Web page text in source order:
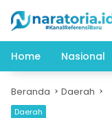
konten
Home
Nasional
Beranda Daerah
Daerah